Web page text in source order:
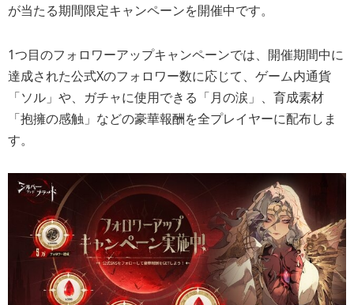
が当たる期間限定キャンペーンを開催中です。
1つ目のフォロワーアップキャンペーンでは、開催期間中に
達成された公式Xのフォロワー数に応じて、ゲーム内通貨
「ソル」や、ガチャに使用できる「月の涙」、育成素材
「抱擁の感触」などの豪華報酬を全プレイヤーに配布しま
す。